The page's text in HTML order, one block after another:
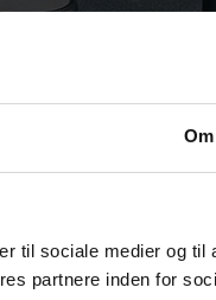
Om
til sociale medier og til
partnere inden for